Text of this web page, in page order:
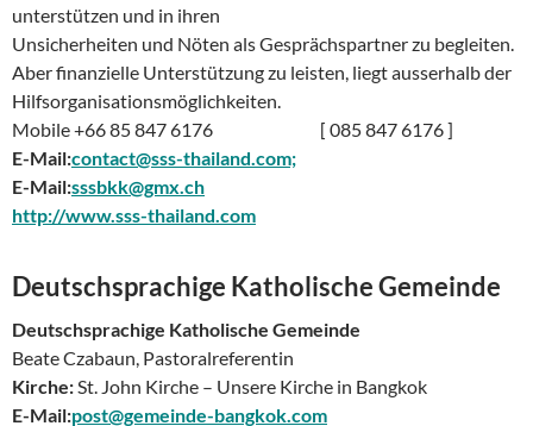
unterstützen und in ihren
Unsicherheiten und Nöten als Gesprächspartner zu begleiten.
Aber finanzielle Unterstützung zu leisten, liegt ausserhalb der
Hilfsorganisationsmöglichkeiten.
Mobile +66 85 847 6176 [ 085 847 6176 ]
E-Mail:contact@sss-thailand.com;
E-Mail:sssbkk@gmx.ch
http://www.sss-thailand.com
Deutschsprachige Katholische Gemeinde
Deutschsprachige Katholische Gemeinde
Beate Czabaun, Pastoralreferentin
Kirche:St. John Kirche – Unsere Kirche in Bangkok
E-Mail:post@gemeinde-bangkok.com